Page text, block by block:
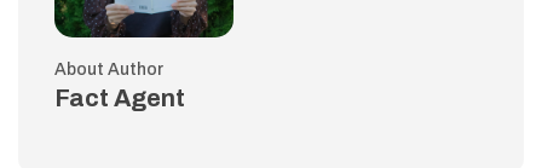
About Author
Fact Agent